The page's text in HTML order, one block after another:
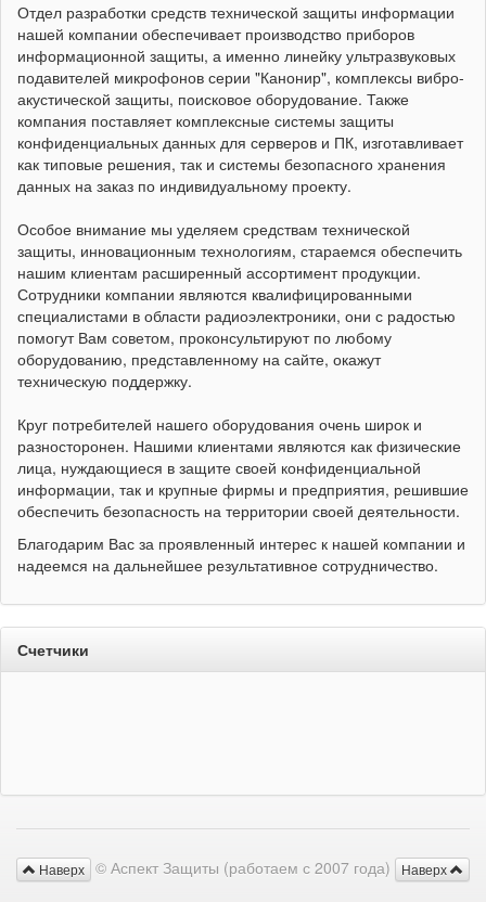
Отдел разработки средств технической защиты информации
нашей компании обеспечивает производство приборов
информационной защиты, а именно линейку ультразвуковых
подавителей микрофонов серии "Канонир", комплексы вибро-
акустической защиты, поисковое оборудование. Также
компания поставляет комплексные системы защиты
конфиденциальных данных для серверов и ПК, изготавливает
как типовые решения, так и системы безопасного хранения
данных на заказ по индивидуальному проекту.
Особое внимание мы уделяем средствам технической
защиты, инновационным технологиям, стараемся обеспечить
нашим клиентам расширенный ассортимент продукции.
Сотрудники компании являются квалифицированными
специалистами в области радиоэлектроники, они с радостью
помогут Вам советом, проконсультируют по любому
оборудованию, представленному на сайте, окажут
техническую поддержку.
Круг потребителей нашего оборудования очень широк и
разносторонен. Нашими клиентами являются как физические
лица, нуждающиеся в защите своей конфиденциальной
информации, так и крупные фирмы и предприятия, решившие
обеспечить безопасность на территории своей деятельности.
Благодарим Вас за проявленный интерес к нашей компании и
надеемся на дальнейшее результативное сотрудничество.
Счетчики
Наверх
Наверх © Аспект Защиты (работаем с 2007 года)